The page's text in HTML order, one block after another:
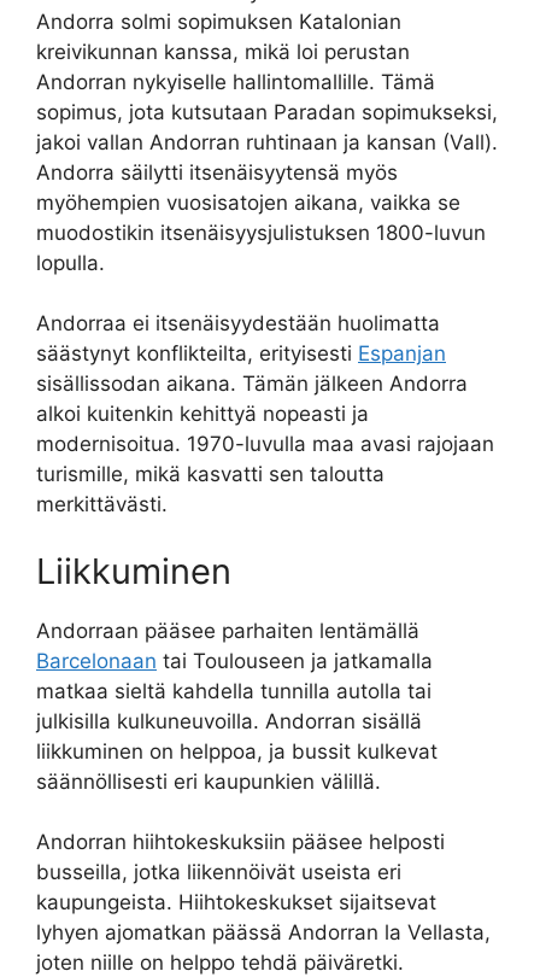
Andorra solmi sopimuksen Katalonian
kreivikunnan kanssa, mikä loi perustan
Andorran nykyiselle hallintomallille. Tämä
sopimus, jota kutsutaan Paradan sopimukseksi,
jakoi vallan Andorran ruhtinaan ja kansan (Vall).
Andorra säilytti itsenäisyytensä myös
myöhempien vuosisatojen aikana, vaikka se
muodostikin itsenäisyysjulistuksen 1800-luvun
lopulla.
Andorraa ei itsenäisyydestään huolimatta
säästynyt konflikteilta, erityisesti Espanjan
sisällissodan aikana. Tämän jälkeen Andorra
alkoi kuitenkin kehittyä nopeasti ja
modernisoitua. 1970-luvulla maa avasi rajojaan
turismille, mikä kasvatti sen taloutta
merkittävästi.
Liikkuminen
Andorraan pääsee parhaiten lentämällä
Barcelonaan tai Toulouseen ja jatkamalla
matkaa sieltä kahdella tunnilla autolla tai
julkisilla kulkuneuvoilla. Andorran sisällä
liikkuminen on helppoa, ja bussit kulkevat
säännöllisesti eri kaupunkien välillä.
Andorran hiihtokeskuksiin pääsee helposti
busseilla, jotka liikennöivät useista eri
kaupungeista. Hiihtokeskukset sijaitsevat
lyhyen ajomatkan päässä Andorran la Vellasta,
joten niille on helppo tehdä päiväretki.